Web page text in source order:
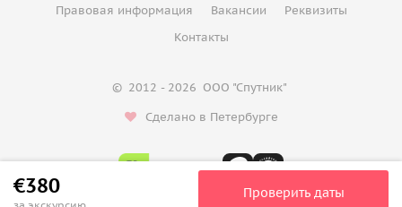
€380 Проверить даты
Правовая информация
Вакансии
Реквизиты
Контакты
© 2012 - 2026 ООО "Спутник"
Сделано в Петербурге